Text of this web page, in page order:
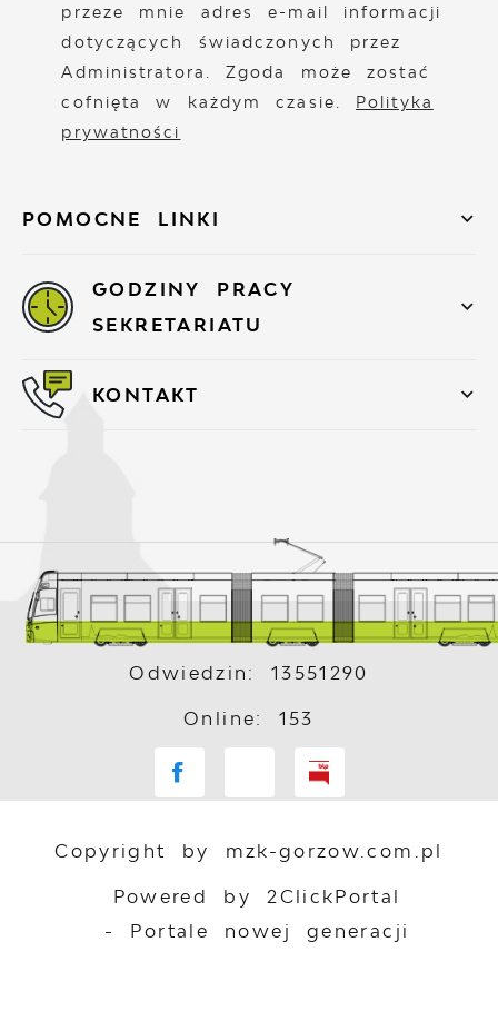
POMOCNE LINKI
przeze mnie adres e-mail informacji
dotyczących świadczonych przez
Administratora. Zgoda może zostać
cofnięta w każdym czasie. Polityka
prywatności
GODZINY PRACY
SEKRETARIATU
KONTAKT
Odwiedzin: 13551290
Online: 153
Copyright by mzk-gorzow.com.pl
Powered by2ClickPortal
- Portale nowej generacji